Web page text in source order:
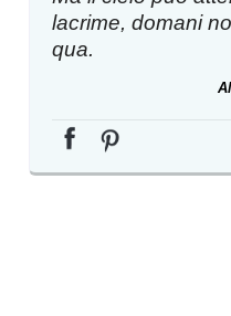
lacrime, domani
qua.